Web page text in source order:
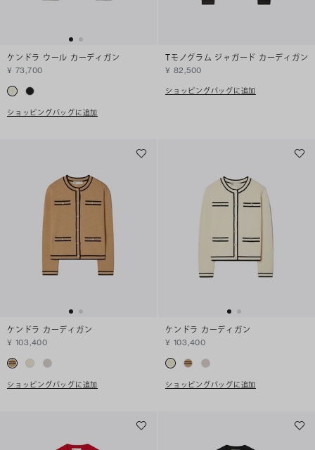
ケンドラ ウール カーディガン
¥ 73,700
ショッピングバッグに追加
Tモノグラム ジャガード カーディガン
¥ 82,500
ショッピングバッグに追加
ケンドラ カーディガン
¥ 103,400
ショッピングバッグに追加
ケンドラ カーディガン
¥ 103,400
ショッピングバッグに追加